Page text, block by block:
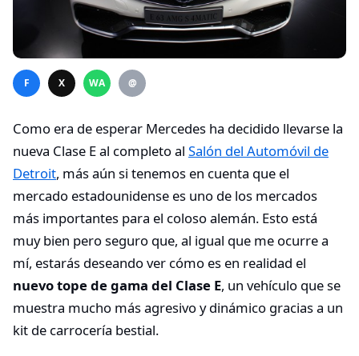
F X WA @
Como era de esperar Mercedes ha decidido llevarse la
nueva Clase E al completo al Salón del Automóvil de
Detroit, más aún si tenemos en cuenta que el
mercado estadounidense es uno de los mercados
más importantes para el coloso alemán. Esto está
muy bien pero seguro que, al igual que me ocurre a
mí, estarás deseando ver cómo es en realidad el
nuevo tope de gama del Clase E, un vehículo que se
muestra mucho más agresivo y dinámico gracias a un
kit de carrocería bestial.